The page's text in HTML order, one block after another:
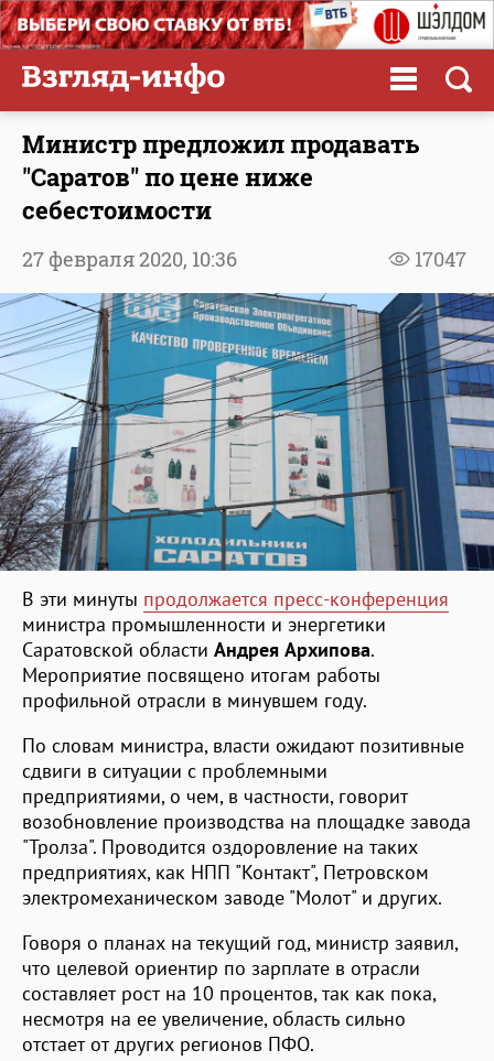
Министр предложил продавать
"Саратов" по цене ниже
себестоимости
17047
27 февраля 2020, 10:36
В эти минуты продолжается пресс-конференция
министра промышленности и энергетики
Саратовской области Андрея Архипова.
Мероприятие посвящено итогам работы
профильной отрасли в минувшем году.
По словам министра, власти ожидают позитивные
сдвиги в ситуации с проблемными
предприятиями, о чем, в частности, говорит
возобновление производства на площадке завода
"Тролза". Проводится оздоровление на таких
предприятиях, как НПП "Контакт", Петровском
электромеханическом заводе "Молот" и других.
Говоря о планах на текущий год, министр заявил,
что целевой ориентир по зарплате в отрасли
составляет рост на 10 процентов, так как пока,
несмотря на ее увеличение, область сильно
отстает от других регионов ПФО.